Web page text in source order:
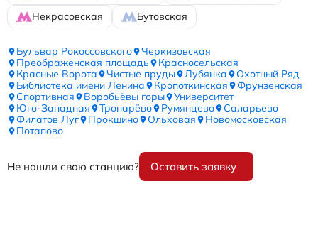
Некрасовская
Бутовская
Бульвар Рокоссовского
Черкизовская
Преображенская площадь
Красносельская
Красные Ворота
Чистые пруды Лубянка
Охотный Ряд
Библиотека имени Ленина
Кропоткинская
Фрунзенская
Спортивная
Воробьёвы горы
Университет
Юго-Западная
Тропарёво Румянцево
Саларьево
Филатов Луг
Прокшино Ольховая
Новомосковская
Потапово
Не нашли свою станцию? Оставить заявку